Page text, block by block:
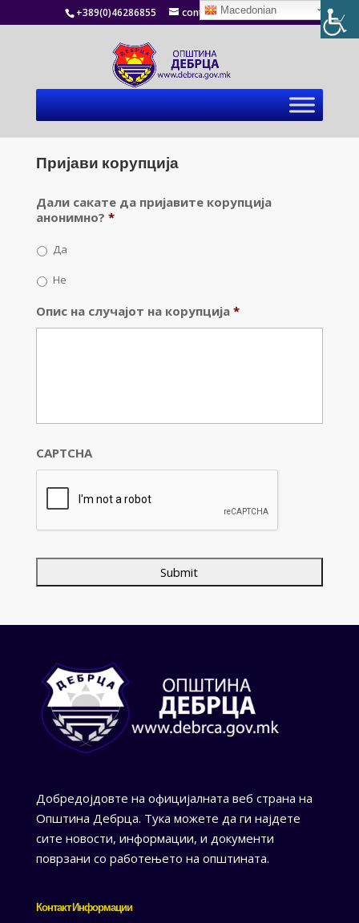
+389(0)46286855 contact@debrca.gov.mk
Пријави корупција
Дали сакате да пријавите корупција
анонимно? *
Да
Не
Опис на случајот на корупција *
CAPTCHA
Добредојдовте на официјалната веб страна на
Општина Дебрца. Тука можете да ги најдете
сите новости, информации, и документи
поврзани со работењето на општината.
Контакт Информации
Macedonian